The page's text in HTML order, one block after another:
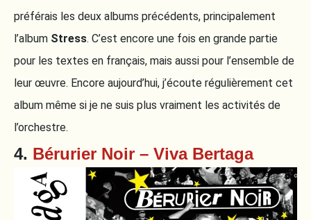
préférais les deux albums précédents, principalement
l’album Stress. C’est encore une fois en grande partie
pour les textes en français, mais aussi pour l’ensemble de
leur œuvre. Encore aujourd’hui, j’écoute régulièrement cet
album même si je ne suis plus vraiment les activités de
l’orchestre.
4. Bérurier Noir – Viva Bertaga